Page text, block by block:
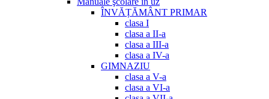
ÎNVĂȚĂMÂNT PRIMAR
clasa I
clasa a II-a
clasa a III-a
clasa a IV-a
GIMNAZIU
clasa a V-a
clasa a VI-a